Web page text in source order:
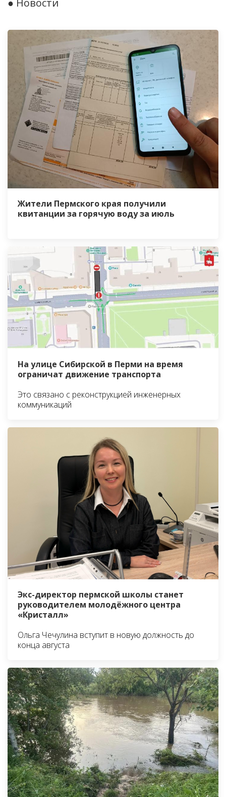
● Новости
Жители Пермского края получили
квитанции за горячую воду за июль
На улице Сибирской в Перми на время
ограничат движение транспорта
Это связано с реконструкцией инженерных
коммуникаций
Экс-директор пермской школы станет
руководителем молодёжного центра
«Кристалл»
Ольга Чечулина вступит в новую должность до
конца августа